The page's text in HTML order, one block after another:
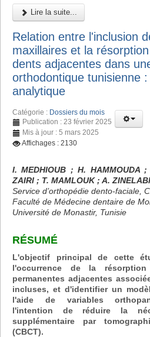
Lire la suite...
Relation entre l'inclusion
maxillaires et la
dents adjacentes dans
orthodontique tunisienne
analytique
Catégorie : Dossiers du mois
Publication : 23 février 2025
Mis à jour : 5 mars 2025
Affichages : 2130
I. MEDHIOUB ; H. HAMMOUDA
ZAIRI ; T. MAMLOUK ; A.
Service d’orthopédie dento-faciale,
Faculté de Médecine dentaire de
Université de Monastir, Tunisie
RÉSUMÉ
L'objectif principal de cette
l'occurrence de la
permanentes adjacentes
incluses, et d'identifier un
l'aide de variables
l'intention de réduire la
supplémentaire par
(CBCT).